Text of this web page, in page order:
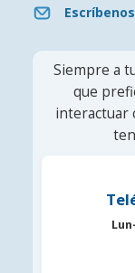
Escríbenos
Siempre a
que
interactuar